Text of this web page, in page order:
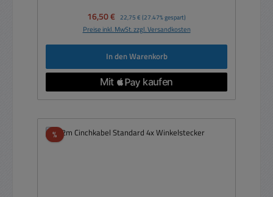
Verkaufspreis:
16,50 € Regulärer Preis:
22,75 € (27.47% gespart)
Preise inkl. MwSt. zzgl. Versandkosten
In den Warenkorb
%Rabatt